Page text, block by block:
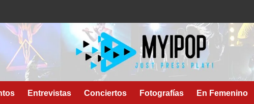
Entrevistas Conciertos Fotografías En Femenino